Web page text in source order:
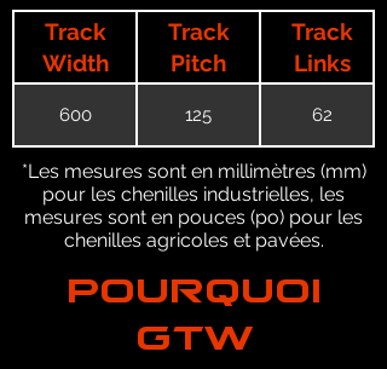
Track
Width
Track
Pitch
Track
Links
600 125 62
*Les mesures sont en millimètres (mm)
pour les chenilles industrielles, les
mesures sont en pouces (po) pour les
chenilles agricoles et pavées.
POURQUOI
GTW